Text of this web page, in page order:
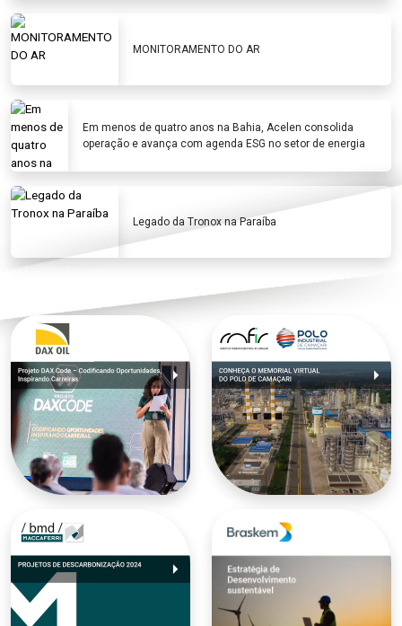
MONITORAMENTO DO AR
Em menos de quatro anos na Bahia, Acelen consolida
operação e avança com agenda ESG no setor de energia
Legado da Tronox na Paraíba